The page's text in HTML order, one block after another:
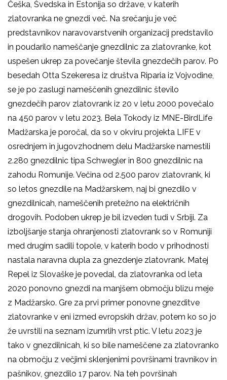
Češka, Švedska in Estonija so države, v katerih
zlatovranka ne gnezdi več. Na srečanju je več
predstavnikov naravovarstvenih organizacij predstavilo
in poudarilo nameščanje gnezdilnic za zlatovranke, kot
uspešen ukrep za povečanje števila gnezdečih parov. Po
besedah Otta Szekeresa iz društva Riparia iz Vojvodine,
se je po zaslugi nameščenih gnezdilnic število
gnezdečih parov zlatovrank iz 20 v letu 2000 povečalo
na 450 parov v letu 2023. Bela Tokody iz MNE-BirdLife
Madžarska je poročal, da so v okviru projekta LIFE v
osrednjem in jugovzhodnem delu Madžarske namestili
2.280 gnezdilnic tipa Schwegler in 800 gnezdilnic na
zahodu Romunije. Večina od 2.500 parov zlatovrank, ki
so letos gnezdile na Madžarskem, naj bi gnezdilo v
gnezdilnicah, nameščenih pretežno na električnih
drogovih. Podoben ukrep je bil izveden tudi v Srbiji. Za
izboljšanje stanja ohranjenosti zlatovrank so v Romuniji
med drugim sadili topole, v katerih bodo v prihodnosti
nastala naravna dupla za gnezdenje zlatovrank. Matej
Repel iz Slovaške je povedal, da zlatovranka od leta
2020 ponovno gnezdi na manjšem območju blizu meje
z Madžarsko. Gre za prvi primer ponovne gnezditve
zlatovranke v eni izmed evropskih držav, potem ko so jo
že uvrstili na seznam izumrlih vrst ptic. V letu 2023 je
tako v gnezdilnicah, ki so bile nameščene za zlatovranko
na območju z večjimi sklenjenimi površinami travnikov in
pašnikov, gnezdilo 17 parov. Na teh površinah